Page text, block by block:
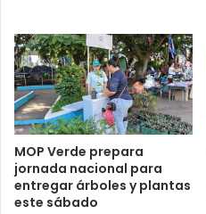
MOP Verde prepara
jornada nacional para
entregar árboles y plantas
este sábado